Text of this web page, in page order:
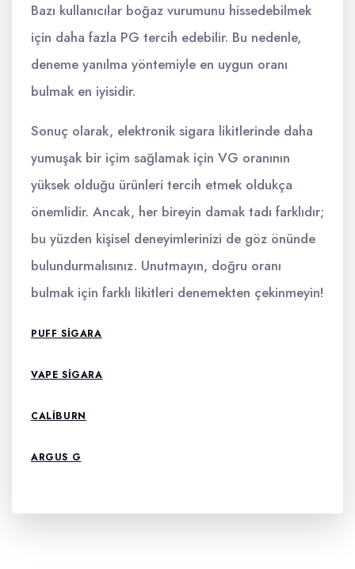
Bazı kullanıcılar boğaz vurumunu hissedebilmek
için daha fazla PG tercih edebilir. Bu nedenle,
deneme yanılma yöntemiyle en uygun oranı
bulmak en iyisidir.
Sonuç olarak, elektronik sigara likitlerinde daha
yumuşak bir içim sağlamak için VG oranının
yüksek olduğu ürünleri tercih etmek oldukça
önemlidir. Ancak, her bireyin damak tadı farklıdır;
bu yüzden kişisel deneyimlerinizi de göz önünde
bulundurmalısınız. Unutmayın, doğru oranı
bulmak için farklı likitleri denemekten çekinmeyin!
PUFF SIGARA
VAPE SIGARA
CALIBURN
ARGUS G